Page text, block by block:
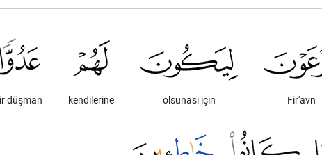
Fir'avn
olsunası için
kendilerine
düşman